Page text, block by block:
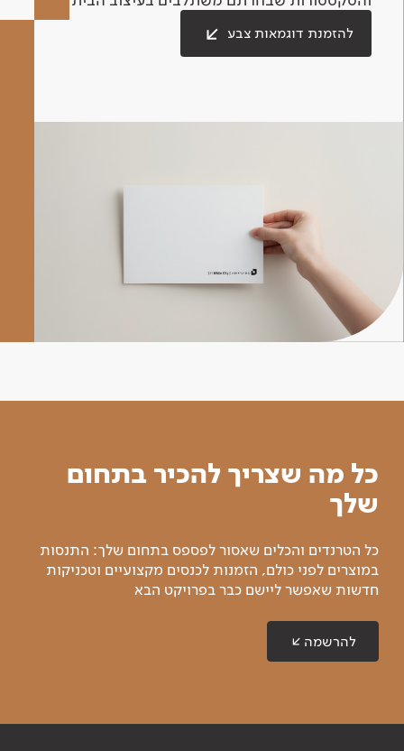
להזמנת דוגמאות צבע
כל מה שצריך להכיר בתחום
שלך
כל הטרנדים והכלים שאסור לפספס בתחום שלך: התנסות
במוצרים לפני כולם, הזמנות לכנסים מקצועיים וטכניקות
חדשות שאפשר ליישם כבר בפרויקט הבא
להרשמה